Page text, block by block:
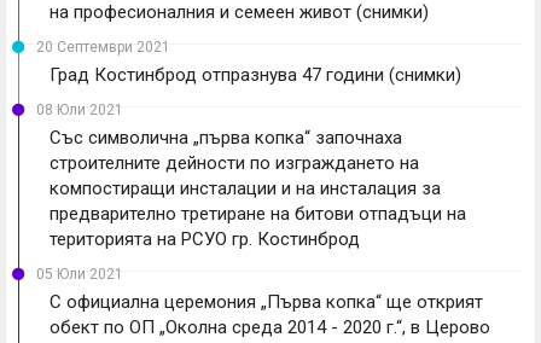
на професионалния и семеен живот (снимки)
20 Септември 2021
Град Костинброд отпразнува 47 години (снимки)
08 Юли 2021
Със символична „първа копка“ започнаха
строителните дейности по изграждането на
компостиращи инсталации и на инсталация за
предварително третиране на битови отпадъци на
територията на РСУО гр. Костинброд
05 Юли 2021
С официална церемония „Първа копка“ ще открият
обект по ОП „Околна среда 2014 - 2020 г.“, в Церово